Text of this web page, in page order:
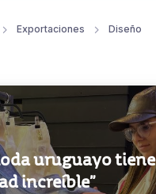
Exportaciones Diseño